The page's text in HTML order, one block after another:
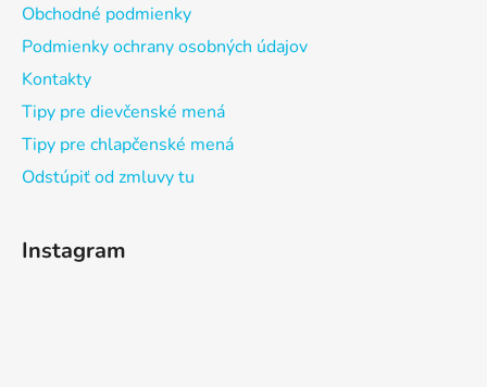
Obchodné podmienky
Podmienky ochrany osobných údajov
Kontakty
Tipy pre dievčenské mená
Tipy pre chlapčenské mená
Odstúpiť od zmluvy tu
Instagram